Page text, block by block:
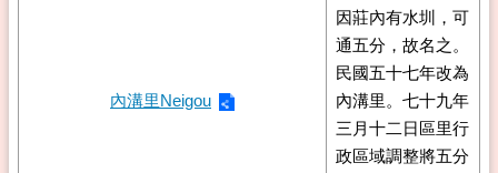
內溝里Neigou
因莊內有水圳，可
通五分，故名之。
民國五十七年改為
內溝里。七十九年
三月十二日區里行
政區域調整將五分